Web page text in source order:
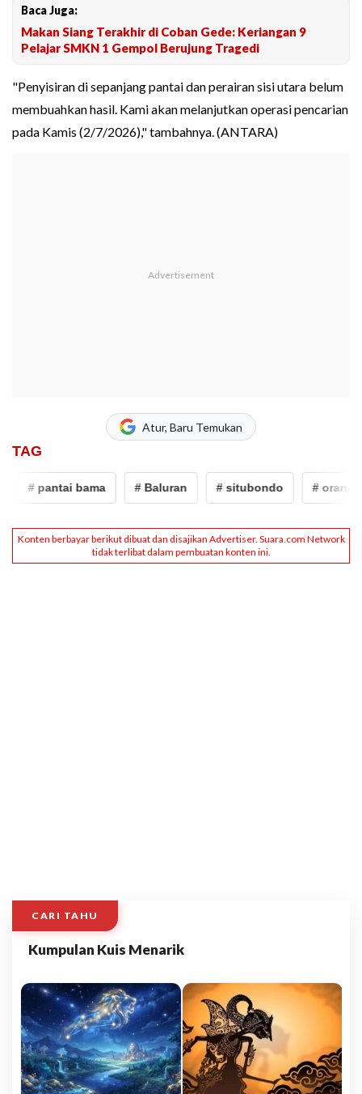
Baca Juga:
Makan Siang Terakhir di Coban Gede: Keriangan 9
Pelajar SMKN 1 Gempol Berujung Tragedi
"Penyisiran di sepanjang pantai dan perairan sisi utara belum
membuahkan hasil. Kami akan melanjutkan operasi pencarian
pada Kamis (2/7/2026)," tambahnya. (ANTARA)
Atur, Baru Temukan
TAG
# pantai bama # Baluran # situbondo # orang
CARI TAHU
Kumpulan Kuis Menarik